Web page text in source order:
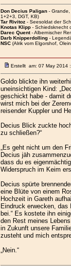
Don Decius Paligan- Grande,
1+2+3, DGT, KB)
Tar Rivitoz- Seesoldat der
Knotas Klipp- Schiedsknecht
Darec Quent- Albernischer
Darb Knipperdolling-
NSC(Alrik vom Elgorshof,
Erstellt am: 07 May 2014
Goldo blickte ihn
uneinsichtigen Kind:
geschickt habe - damit
wirst mich bei der
reisender Kuppler und
Decius Blick zuckte
zu schließen?“
„Es geht nicht um den
Decius jäh
dass du es
Widerspruch im Keim
Decius spürte
eine Blüte von einem
Hochzeit in Gareth
Eindruck erwecken, das
bei.“ Es kostete ihn
den Rest meines
in Zukunft unsere
zusteht und mich
„Nein.“